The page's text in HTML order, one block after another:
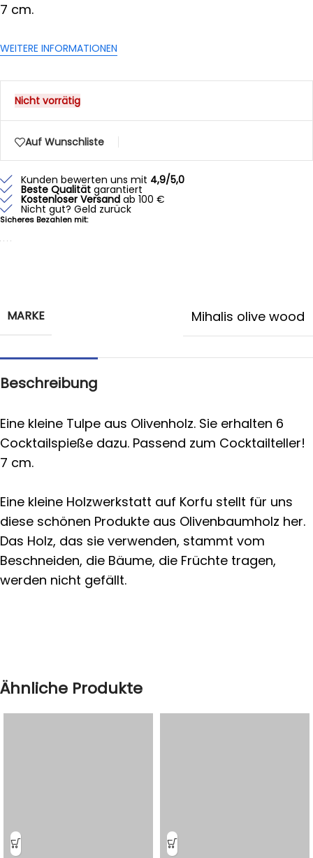
7 cm.
WEITERE INFORMATIONEN
Nicht vorrätig
Auf Wunschliste
Kunden bewerten uns mit 4,9/5,0
Beste Qualität garantiert
Kostenloser Versand ab 100 €
Nicht gut? Geld zurück
Sicheres Bezahlen mit:
MARKE Mihalis olive wood
Beschreibung
Eine kleine Tulpe aus Olivenholz. Sie erhalten 6
Cocktailspieße dazu. Passend zum Cocktailteller!
7 cm.
Eine kleine Holzwerkstatt auf Korfu stellt für uns
diese schönen Produkte aus Olivenbaumholz her.
Das Holz, das sie verwenden, stammt vom
Beschneiden, die Bäume, die Früchte tragen,
werden nicht gefällt.
Ähnliche Produkte